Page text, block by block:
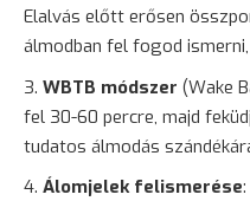
Elalvás előtt erősen
álmodban fel fogod
WBTB módszer (Wake
fel 30-60 percre, majd
tudatos álmodás
Álomjelek felismerése